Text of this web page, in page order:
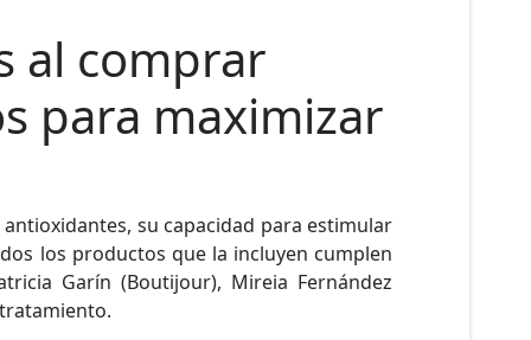
al comprar
para maximizar
su capacidad para estimular
los productos que la incluyen cumplen
Garín (Boutijour), Mireia Fernández